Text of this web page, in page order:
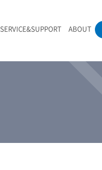
RAMANdrive | ウ
LIBcell | 不活性雰
SERVICE&SUPPORT ABOUT